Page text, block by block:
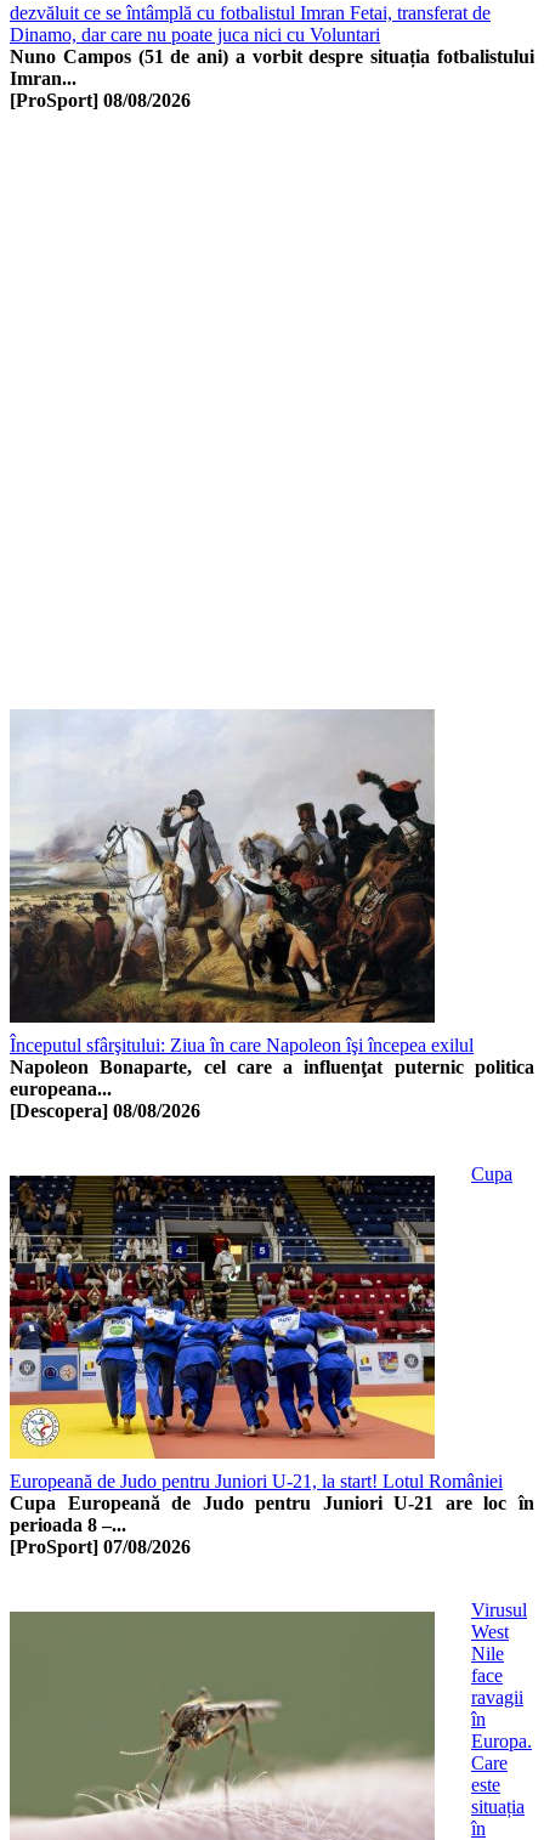
dezvăluit ce se întâmplă cu fotbalistul Imran Fetai, transferat de
Dinamo, dar care nu poate juca nici cu Voluntari
Nuno Campos (51 de ani) a vorbit despre situația fotbalistului
Imran...
[ProSport] 08/08/2026
Începutul sfârşitului: Ziua în care Napoleon îşi începea exilul
Napoleon Bonaparte, cel care a influenţat puternic politica
europeana...
[Descopera] 08/08/2026
Cupa
Europeană de Judo pentru Juniori U-21, la start! Lotul României
Cupa Europeană de Judo pentru Juniori U-21 are loc în
perioada 8 –...
[ProSport] 07/08/2026
Virusul
West
Nile
face
ravagii
în
Europa.
Care
este
situația
în